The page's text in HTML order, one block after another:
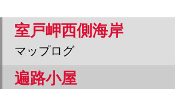
室戸岬西側海岸
マップログ
遍路小屋